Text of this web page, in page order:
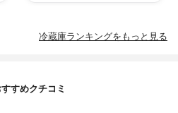
冷蔵庫ランキングをもっと見る
すめクチコミ